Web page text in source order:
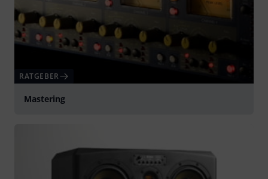
RATGEBER
Mastering